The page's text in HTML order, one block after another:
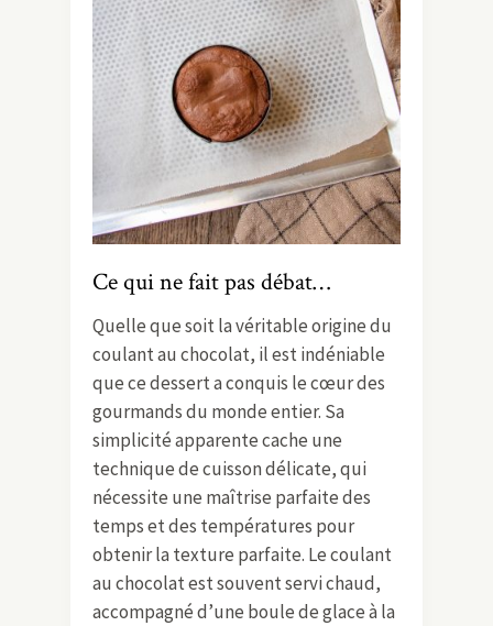
Ce qui ne fait pas débat…
Quelle que soit la véritable origine du
coulant au chocolat, il est indéniable
que ce dessert a conquis le cœur des
gourmands du monde entier. Sa
simplicité apparente cache une
technique de cuisson délicate, qui
nécessite une maîtrise parfaite des
temps et des températures pour
obtenir la texture parfaite. Le coulant
au chocolat est souvent servi chaud,
accompagné d’une boule de glace à la